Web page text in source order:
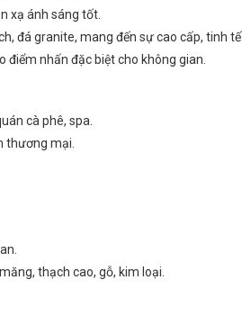
xạ ánh sáng tốt.
đá granite, mang đến sự cao cấp, tinh tế.
điểm nhấn đặc biệt cho không gian.
cà phê, spa.
thương mại.
thạch cao, gỗ, kim loại.